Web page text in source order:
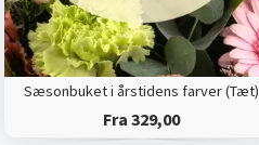
Sæsonbuket i årstidens farver (Tæt)
Fra 329,00